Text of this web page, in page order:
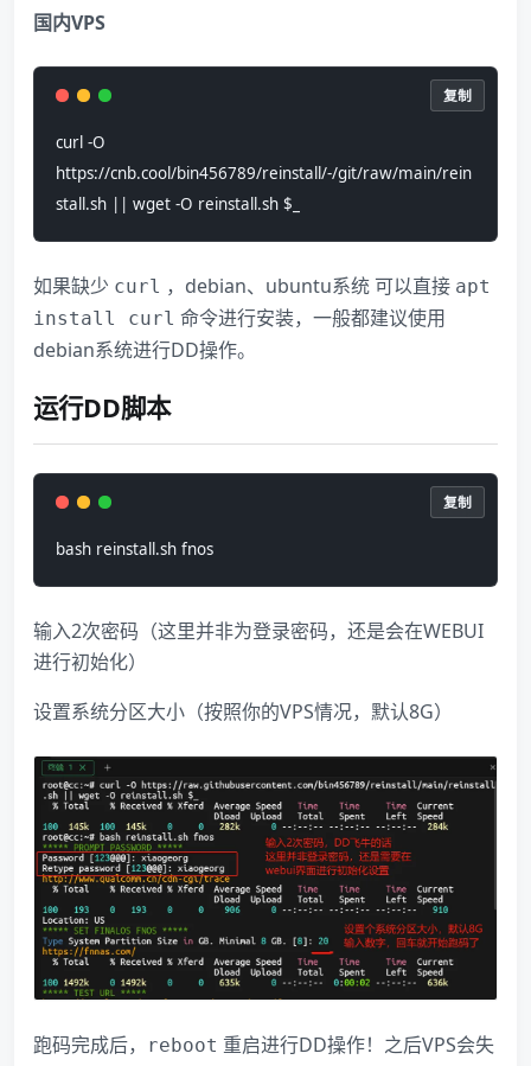
国内VPS
curl -O
https://cnb.cool/bin456789/reinstall/-/git/raw/main/rein
stall.sh || wget -O reinstall.sh $_
复制
如果缺少 curl ​ ，debian、ubuntu系统 可以直接 apt
install curl ​ 命令进行安装，一般都建议使用
debian系统进行DD操作。
运行DD脚本
bash reinstall.sh fnos
复制
输入2次密码（这里并非为登录密码，还是会在WEBUI
进行初始化）
设置系统分区大小（按照你的VPS情况，默认8G）
跑码完成后， reboot ​ 重启进行DD操作！之后VPS会失